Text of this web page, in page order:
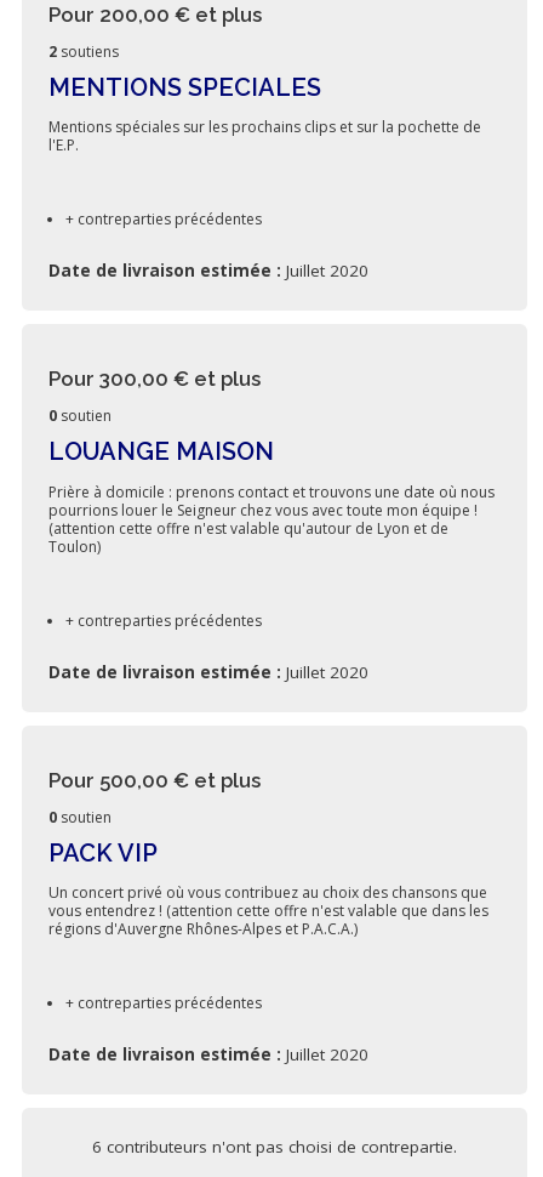
Pour 200,00 € et plus
2 soutiens
MENTIONS SPECIALES
Mentions spéciales sur les prochains clips et sur la pochette de
l'E.P.
+ contreparties précédentes
Date de livraison estimée : Juillet 2020
Pour 300,00 € et plus
0 soutien
LOUANGE MAISON
Prière à domicile : prenons contact et trouvons une date où nous
pourrions louer le Seigneur chez vous avec toute mon équipe !
(attention cette offre n'est valable qu'autour de Lyon et de
Toulon)
+ contreparties précédentes
Date de livraison estimée : Juillet 2020
Pour 500,00 € et plus
0 soutien
PACK VIP
Un concert privé où vous contribuez au choix des chansons que
vous entendrez ! (attention cette offre n'est valable que dans les
régions d'Auvergne Rhônes-Alpes et P.A.C.A.)
+ contreparties précédentes
Date de livraison estimée : Juillet 2020
6 contributeurs n'ont pas choisi de contrepartie.